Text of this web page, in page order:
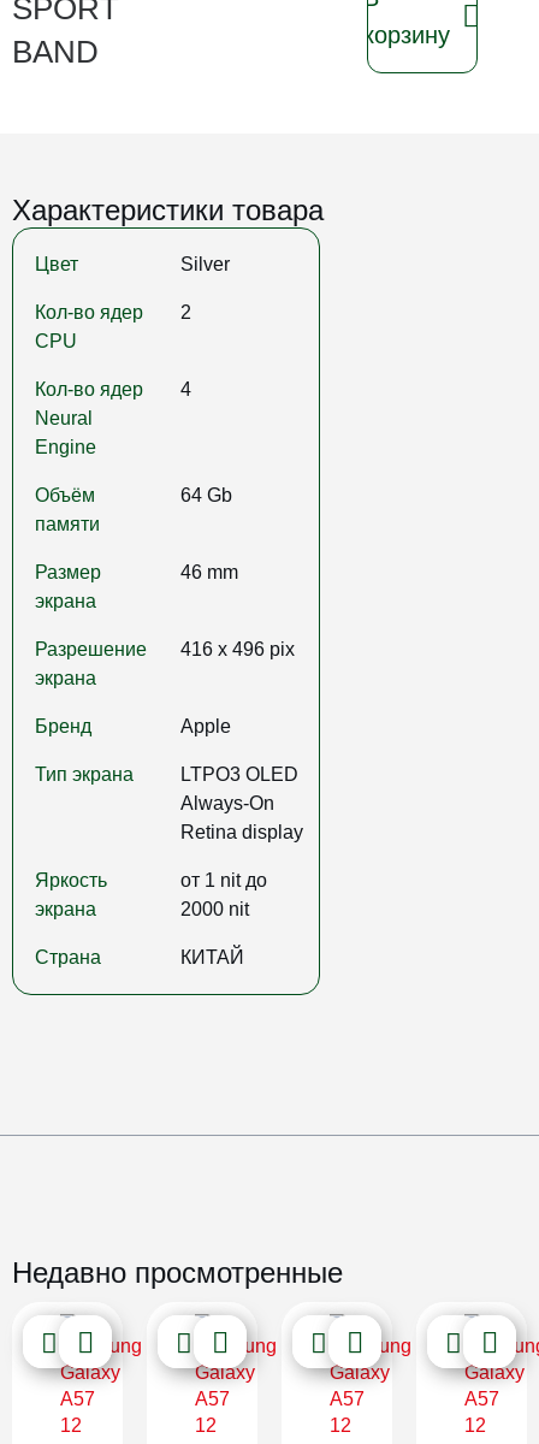
SPORT
BAND
корзину
Характеристики товара
Цвет Silver
Кол-во ядер
CPU
2
Кол-во ядер
Neural
Engine
4
Объём
памяти
64 Gb
Размер
экрана
46 mm
Разрешение
экрана
416 x 496 pix
Бренд Apple
Тип экрана
LTPO3 OLED
Always‑On
Retina display
Яркость
экрана
от 1 nit до
2000 nit
Страна КИТАЙ
Недавно просмотренные